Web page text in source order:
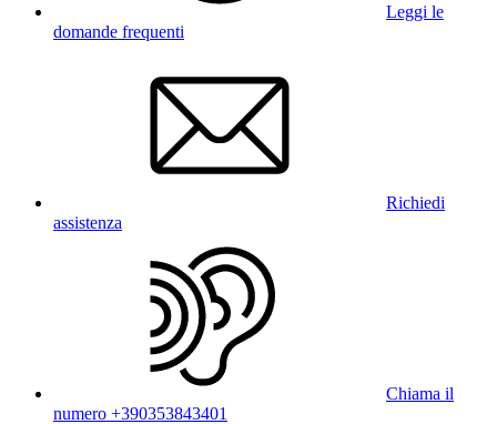
Leggi le
domande frequenti
Richiedi
assistenza
Chiama il
numero +390353843401